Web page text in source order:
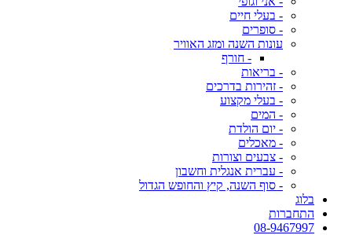
- בעלי חיים
- סופרים
עונות השנה ומזג האוויר
- חורף
- בריאות
- זהירות בדרכים
- בעלי מקצוע
- המים
- יום הולדת
- מאכלים
- צבעים וצורות
- עברית אנגלית וחשבון
- סוף השנה, קיץ והחופש הגדול
בלוג
התחברות
08-9467997